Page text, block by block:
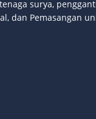
surya,
dan Pemasangan